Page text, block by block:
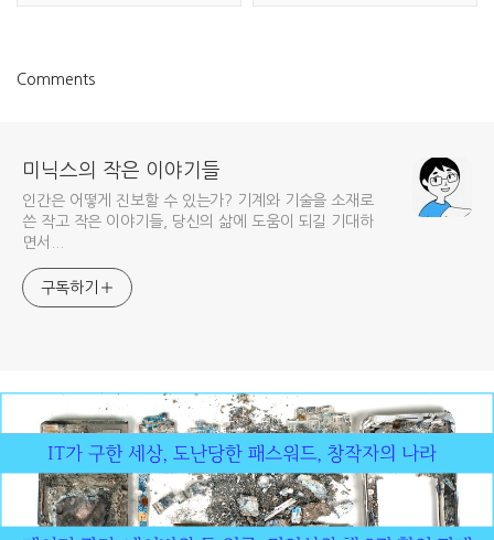
Comments
미닉스의 작은 이야기들
인간은 어떻게 진보할 수 있는가? 기계와 기술을 소재로
쓴 작고 작은 이야기들, 당신의 삶에 도움이 되길 기대하
면서...
구독하기